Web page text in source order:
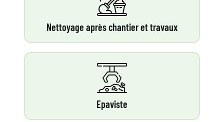
Nettoyage après chantier et travaux
Epaviste